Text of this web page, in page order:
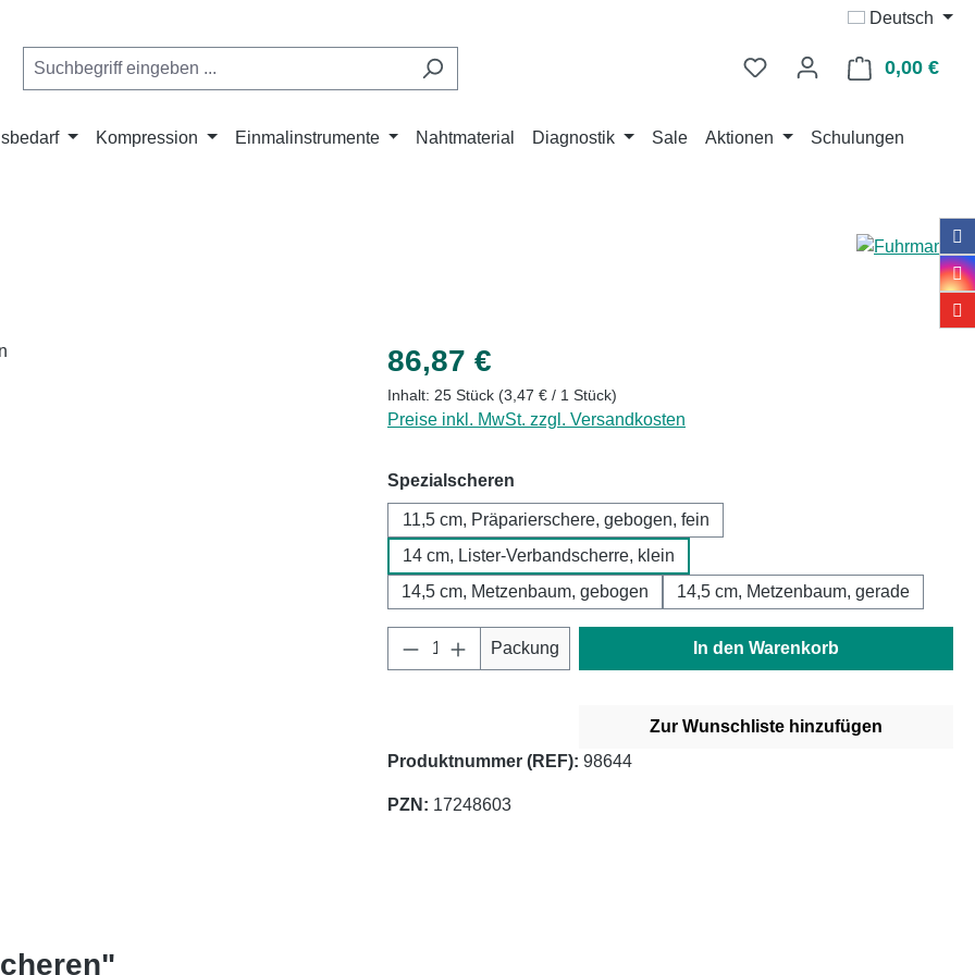
Deutsch
0,00 €
Kompression Einmalinstrumente Nahtmaterial Diagnostik Sale Aktionen Schulungen
Regulärer Preis:
86,87 €
Inhalt: 25 Stück (3,47 € / 1 Stück)
Preise inkl. MwSt. zzgl. Versandkosten
Spezialscheren
11,5 cm, Präparierschere, gebogen, fein
14 cm, Lister-Verbandscherre, klein
14,5 cm, Metzenbaum, gebogen
14,5 cm, Metzenbaum, gerade
Produkt Anzahl: Gib den gewünschten Wert ein
Packung In den Warenkorb
Zur Wunschliste hinzufügen
Produktnummer (REF): 98644
PZN: 17248603